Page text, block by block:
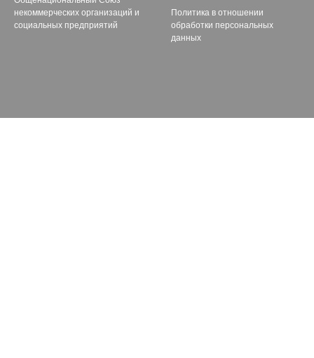
некоммерческих организаций и
социальных предприятий
Политика в отношении
обработки персональных
данных